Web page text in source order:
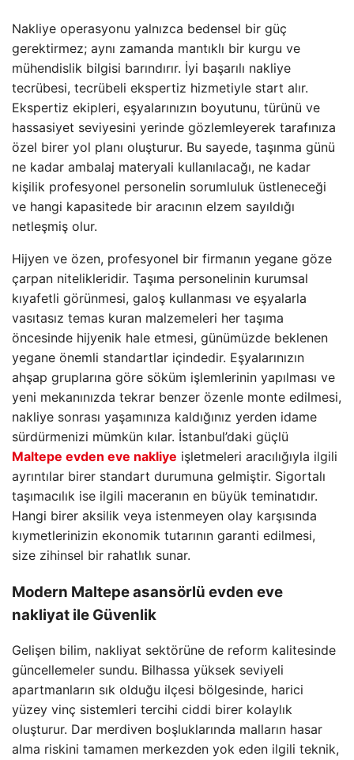
Nakliye operasyonu yalnızca bedensel bir güç
gerektirmez; aynı zamanda mantıklı bir kurgu ve
mühendislik bilgisi barındırır. İyi başarılı nakliye
tecrübesi, tecrübeli ekspertiz hizmetiyle start alır.
Ekspertiz ekipleri, eşyalarınızın boyutunu, türünü ve
hassasiyet seviyesini yerinde gözlemleyerek tarafınıza
özel birer yol planı oluşturur. Bu sayede, taşınma günü
ne kadar ambalaj materyali kullanılacağı, ne kadar
kişilik profesyonel personelin sorumluluk üstleneceği
ve hangi kapasitede bir aracının elzem sayıldığı
netleşmiş olur.
Hijyen ve özen, profesyonel bir firmanın yegane göze
çarpan nitelikleridir. Taşıma personelinin kurumsal
kıyafetli görünmesi, galoş kullanması ve eşyalarla
vasıtasız temas kuran malzemeleri her taşıma
öncesinde hijyenik hale etmesi, günümüzde beklenen
yegane önemli standartlar içindedir. Eşyalarınızın
ahşap gruplarına göre söküm işlemlerinin yapılması ve
yeni mekanınızda tekrar benzer özenle monte edilmesi,
nakliye sonrası yaşamınıza kaldığınız yerden idame
sürdürmenizi mümkün kılar. İstanbul’daki güçlü
Maltepe evden eve nakliye işletmeleri aracılığıyla ilgili
ayrıntılar birer standart durumuna gelmiştir. Sigortalı
taşımacılık ise ilgili maceranın en büyük teminatıdır.
Hangi birer aksilik veya istenmeyen olay karşısında
kıymetlerinizin ekonomik tutarının garanti edilmesi,
size zihinsel bir rahatlık sunar.
Modern Maltepe asansörlü evden eve
nakliyat ile Güvenlik
Gelişen bilim, nakliyat sektörüne de reform kalitesinde
güncellemeler sundu. Bilhassa yüksek seviyeli
apartmanların sık olduğu ilçesi bölgesinde, harici
yüzey vinç sistemleri tercihi ciddi birer kolaylık
oluşturur. Dar merdiven boşluklarında malların hasar
alma riskini tamamen merkezden yok eden ilgili teknik,